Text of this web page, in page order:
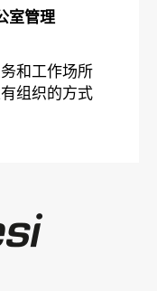
室管理
和工作场所
组织的方式